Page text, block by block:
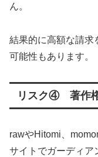
ん。
結果的に高額な請求
可能性もあります。
リスク④ 著作
rawやHitomi、
サイトでガーディア